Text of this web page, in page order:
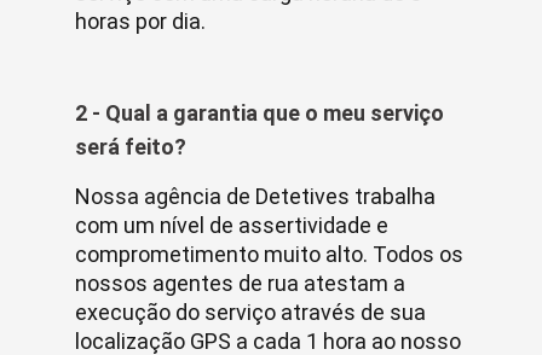
horas por dia.
2 - Qual a garantia que o meu serviço
será feito?
Nossa agência de Detetives trabalha
com um nível de assertividade e
comprometimento muito alto. Todos os
nossos agentes de rua atestam a
execução do serviço através de sua
localização GPS a cada 1 hora ao nosso